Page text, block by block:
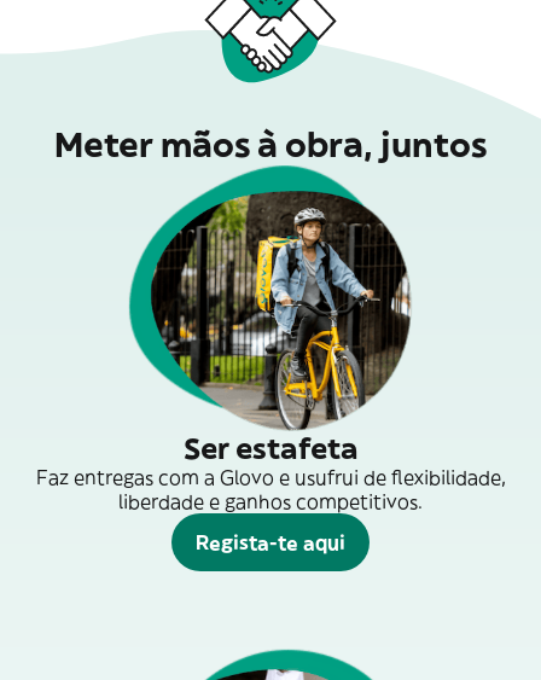
Meter mãos à obra, juntos
Ser estafeta
Faz entregas com a Glovo e usufrui de flexibilidade,
liberdade e ganhos competitivos.
Regista-te aqui